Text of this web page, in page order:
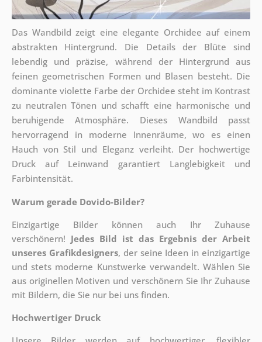
Das Wandbild zeigt eine elegante Orchidee auf einem
abstrakten Hintergrund. Die Details der Blüte sind
lebendig und präzise, während der Hintergrund aus
feinen geometrischen Formen und Blasen besteht. Die
dominante violette Farbe der Orchidee steht im Kontrast
zu neutralen Tönen und schafft eine harmonische und
beruhigende Atmosphäre. Dieses Wandbild passt
hervorragend in moderne Innenräume, wo es einen
Hauch von Stil und Eleganz verleiht. Der hochwertige
Druck auf Leinwand garantiert Langlebigkeit und
Farbintensität.
Warum gerade Dovido-Bilder?
Einzigartige Bilder können auch Ihr Zuhause
verschönern! Jedes Bild ist das Ergebnis der Arbeit
unseres Grafikdesigners, der seine Ideen in einzigartige
und stets moderne Kunstwerke verwandelt. Wählen Sie
aus originellen Motiven und verschönern Sie Ihr Zuhause
mit Bildern, die Sie nur bei uns finden.
Hochwertiger Druck